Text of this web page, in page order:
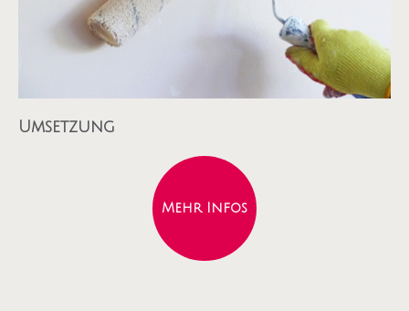
Umsetzung
Mehr Infos